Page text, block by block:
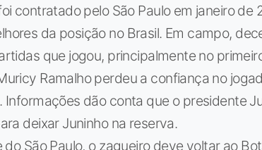
contratado pelo São Paulo em janeiro
da posição no Brasil. Em campo,
que jogou, principalmente no
Ramalho perdeu a confiança no
Informações dão conta que o presidente
deixar Juninho na reserva.
do São Paulo, o zagueiro deve voltar ao